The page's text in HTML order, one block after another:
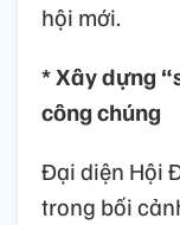
hội mới.
* Xây dựng
công chúng
Đại diện Hội
trong bối